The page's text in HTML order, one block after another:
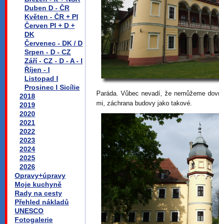
Duben D - ČR
Květen - ČR + Pl
Červen Pl + D +
DK
Červenec - DK / D
Srpen - D - CZ
Září - CZ - D - A - I
Říjen - I
Listopad I
Prosinec I Sicílie
2018
2019
2020
2021
2022
2023
2024
2025
2026
Opravy+úpravy
Moje kuchyně
Rady na cesty
Přehled nákladů
UNESCO
Fotogalerie
Paráda. Vůbec nevadí, že nemůžeme
mi, záchrana budovy jako takové.